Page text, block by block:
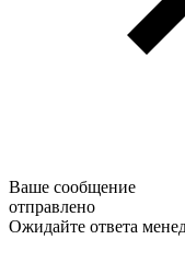
Ваше сообщение
отправлено
Ожидайте ответа